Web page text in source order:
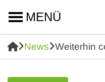
MENÜ
News Weiterhin